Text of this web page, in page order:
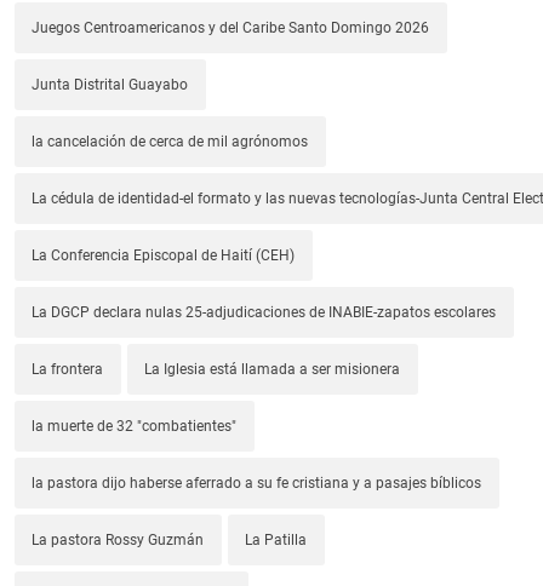
Juegos Centroamericanos y del Caribe Santo Domingo 2026
Junta Distrital Guayabo
la cancelación de cerca de mil agrónomos
La cédula de identidad-el formato y las nuevas tecnologías-Junta Central
La Conferencia Episcopal de Haití (CEH)
La DGCP declara nulas 25-adjudicaciones de INABIE-zapatos escolares
La frontera La Iglesia está llamada a ser misionera
la muerte de 32 "combatientes"
la pastora dijo haberse aferrado a su fe cristiana y a pasajes bíblicos
La pastora Rossy Guzmán La Patilla